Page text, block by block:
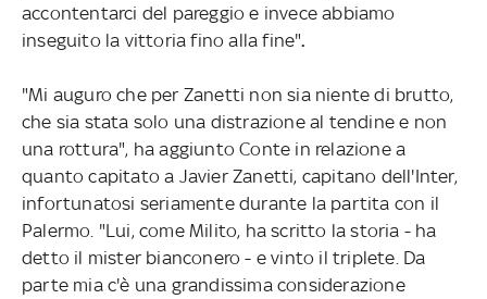
accontentarci del pareggio e invece abbiamo
inseguito la vittoria fino alla fine".
"Mi auguro che per Zanetti non sia niente di brutto,
che sia stata solo una distrazione al tendine e non
una rottura", ha aggiunto Conte in relazione a
quanto capitato a Javier Zanetti, capitano dell'Inter,
infortunatosi seriamente durante la partita con il
Palermo. "Lui, come Milito, ha scritto la storia - ha
detto il mister bianconero - e vinto il triplete. Da
parte mia c'è una grandissima considerazione